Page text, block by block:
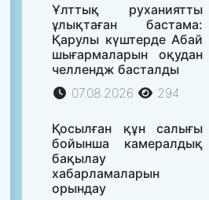
Ұлттық руханиятты
ұлықтаған бастама:
Қарулы күштерде Абай
шығармаларын оқудан
челлендж басталды
07.08.2026
294
Қосылған құн салығы
бойынша камералдық
бақылау
хабарламаларын
орындау